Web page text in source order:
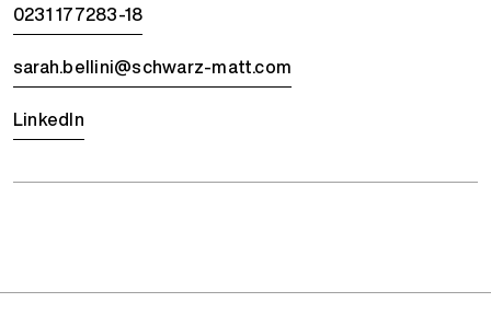
0231 177283-18
sarah.bellini@schwarz-matt.com
LinkedIn